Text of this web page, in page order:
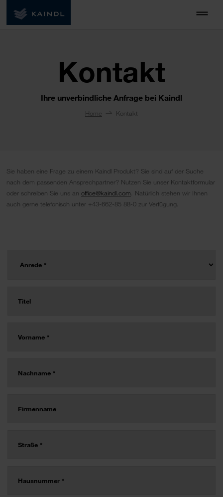
Kontakt
Ihre unverbindliche Anfrage bei Kaindl
Home Kontakt
Sie haben eine Frage zu einem Kaindl Produkt? Sie sind auf der Suche
nach dem passenden Ansprechpartner? Nutzen Sie unser Kontaktformular
oder schreiben Sie uns an office@kaindl.com . Natürlich stehen wir Ihnen
auch gerne telefonisch unter +43-662-85 88-0 zur Verfügung.